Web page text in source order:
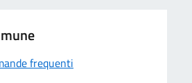
frequenti